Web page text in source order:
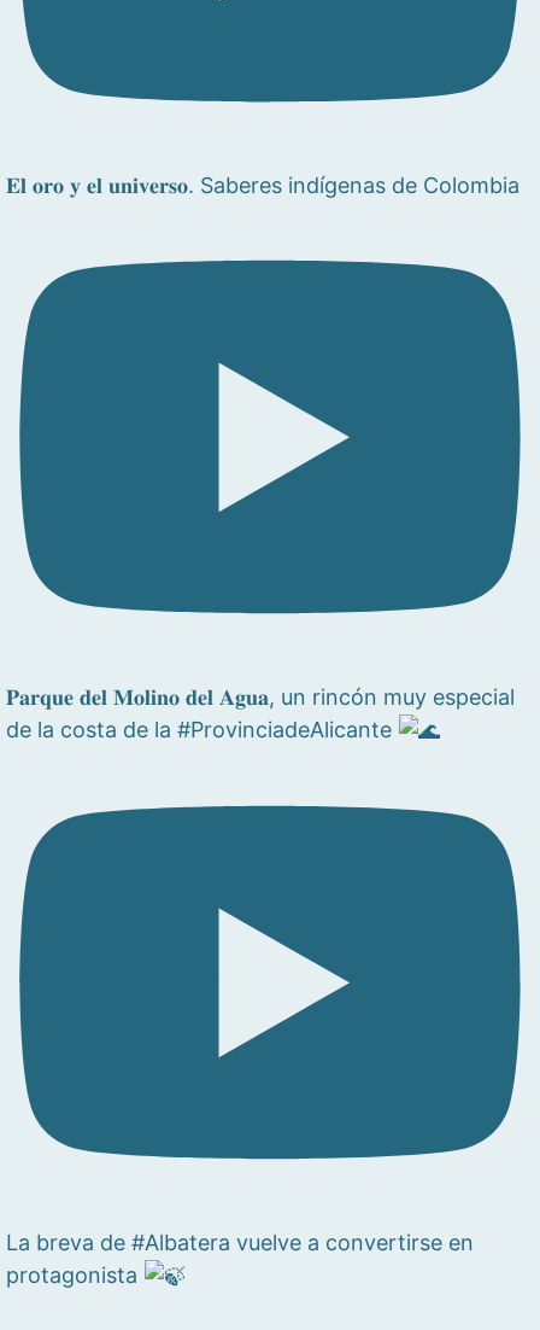
𝐄𝐥 𝐨𝐫𝐨 𝐲 𝐞𝐥 𝐮𝐧𝐢𝐯𝐞𝐫𝐬𝐨. Saberes indígenas de Colombia
𝐏𝐚𝐫𝐪𝐮𝐞 𝐝𝐞𝐥 𝐌𝐨𝐥𝐢𝐧𝐨 𝐝𝐞𝐥 𝐀𝐠𝐮𝐚, un rincón muy especial
de la costa de la #ProvinciadeAlicante
La breva de #Albatera vuelve a convertirse en
protagonista